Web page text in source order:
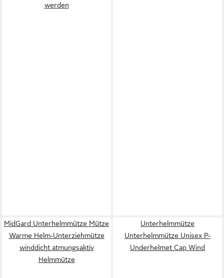
werden
MidGard Unterhelmmütze Mütze
Warme Helm-Unterziehmütze
winddicht atmungsaktiv
Helmmütze
Unterhelmmütze
Unterhelmmütze Unisex P-
Underhelmet Cap Wind